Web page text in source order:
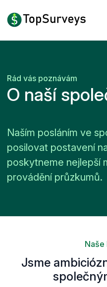
Rád vás poznávám
O naší
Naším posláním ve
posilovat postavení
poskytneme nejlepší
provádění průzkumů.
Naše
Jsme